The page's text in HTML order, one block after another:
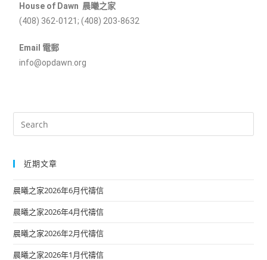
House of Dawn 晨曦之家
(408) 362-0121; (408) 203-8632
Email 電郵
info@opdawn.org
近期文章
晨曦之家2026年6月代禱信
晨曦之家2026年4月代禱信
晨曦之家2026年2月代禱信
晨曦之家2026年1月代禱信